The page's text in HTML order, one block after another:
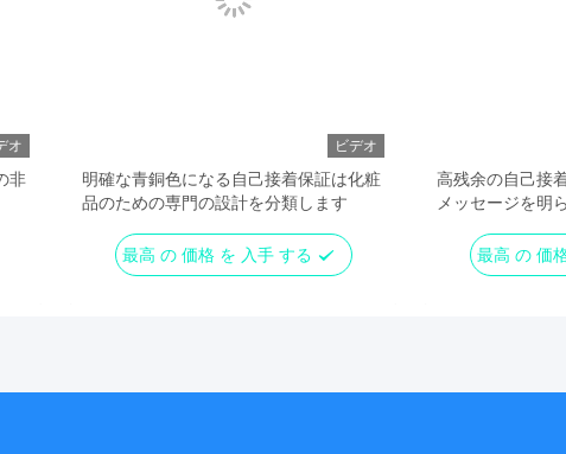
オ
非
ビデオ
明確な青銅色になる自己接着保証は化粧
品のための専門の設計を分類します
最高 の 価格 を 入手 する
高残余の自己接
メッセージを明
最高 の 価